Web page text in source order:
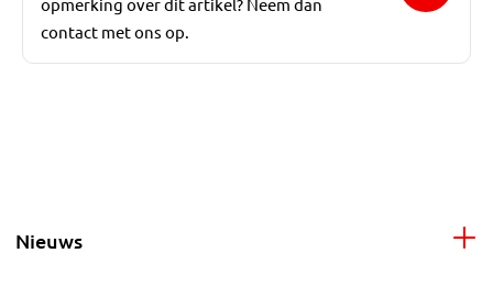
contact met ons op.
Nieuws